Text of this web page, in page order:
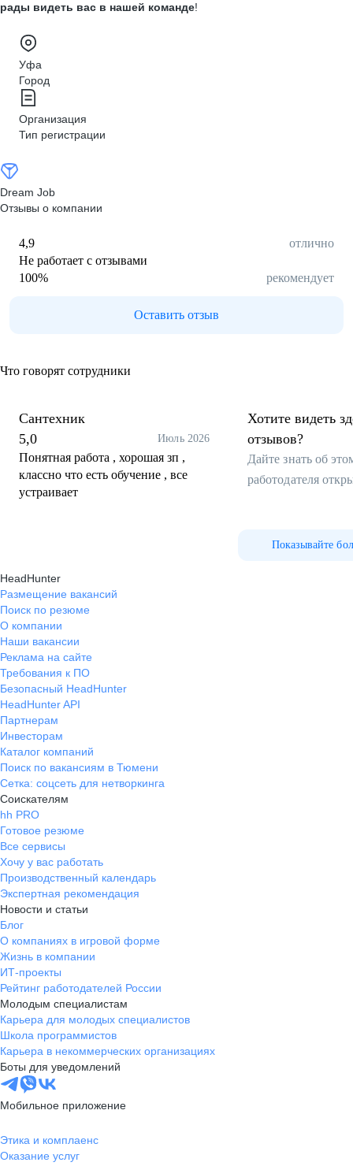
рады видеть вас в нашей команде!
Уфа
Город
Организация
Тип регистрации
Dream Job
Отзывы о компании
4,9
отлично
Не работает с отзывами
100% рекомендует
Оставить отзыв
Что говорят сотрудники
Сантехник
5,0
Июль 2026
Понятная работа , хорошая зп ,
классно что есть обучение , все
устраивает
Хотите видеть
отзывов?
Дайте знать об
работодателя
Показывайте
HeadHunter
Размещение вакансий
Поиск по резюме
О компании
Наши вакансии
Реклама на сайте
Требования к ПО
Безопасный HeadHunter
HeadHunter API
Партнерам
Инвесторам
Каталог компаний
Поиск по вакансиям в Тюмени
Сетка: соцсеть для нетворкинга
Соискателям
hh PRO
Готовое резюме
Все сервисы
Хочу у вас работать
Производственный календарь
Экспертная рекомендация
Новости и статьи
Блог
О компаниях в игровой форме
Жизнь в компании
ИТ-проекты
Рейтинг работодателей России
Молодым специалистам
Карьера для молодых специалистов
Школа программистов
Карьера в некоммерческих организациях
Боты для уведомлений
Мобильное приложение
Этика и комплаенс
Оказание услуг